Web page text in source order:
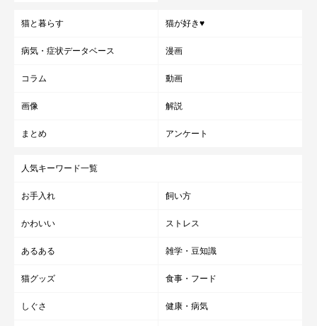
猫と暮らす 猫が好き♥
病気・症状データベース 漫画
コラム 動画
画像 解説
まとめ アンケート
人気キーワード一覧
お手入れ 飼い方
かわいい ストレス
あるある 雑学・豆知識
猫グッズ 食事・フード
しぐさ 健康・病気